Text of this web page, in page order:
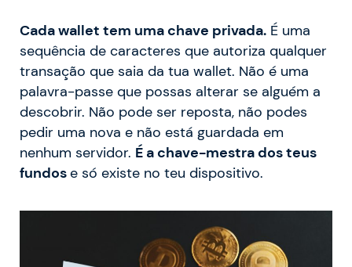
Cada wallet tem uma chave privada. É uma
sequência de caracteres que autoriza qualquer
transação que saia da tua wallet. Não é uma
palavra-passe que possas alterar se alguém a
descobrir. Não pode ser reposta, não podes
pedir uma nova e não está guardada em
nenhum servidor. É a chave-mestra dos teus
fundose só existe no teu dispositivo.